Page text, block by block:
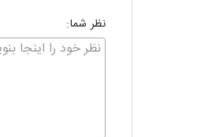
نظر شما: